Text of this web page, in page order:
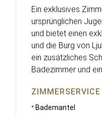
Ein exklusives
ursprünglichen
und bietet einen
und die Burg von
ein zusätzliches
Badezimmer und
ZIMMERSERVICE
Bademantel